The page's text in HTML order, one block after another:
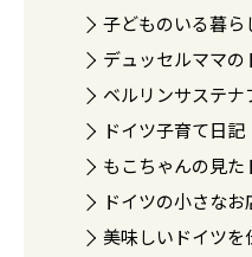
子どものいる暮ら
デュッセルママ
ベルリンサステナ
ドイツ子育て日記
もこちゃんの見た
ドイツの小さなお
美味しいドイツを